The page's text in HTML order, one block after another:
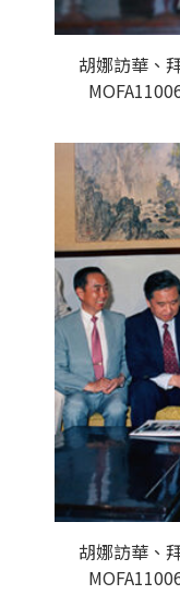
胡娜訪華、
胡娜訪華、